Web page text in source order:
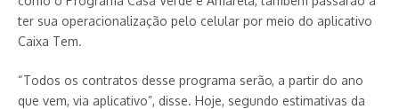
ter sua operacionalização pelo celular por meio do aplicativo
Caixa Tem.
“Todos os contratos desse programa serão, a partir do ano
que vem, via aplicativo”, disse. Hoje, segundo estimativas da